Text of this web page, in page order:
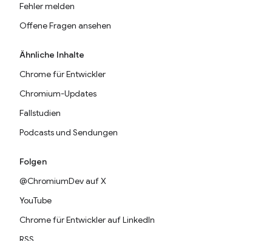
Fehler melden
Offene Fragen ansehen
Ähnliche Inhalte
Chrome für Entwickler
Chromium-Updates
Fallstudien
Podcasts und Sendungen
Folgen
@ChromiumDev auf X
YouTube
Chrome für Entwickler auf LinkedIn